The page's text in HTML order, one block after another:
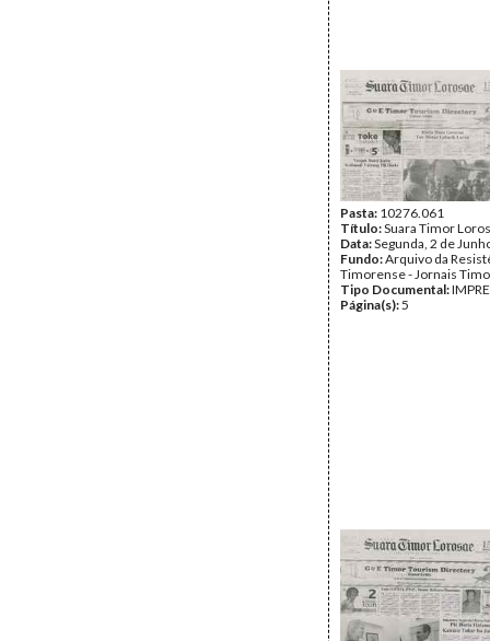
Pasta: 10276.061
Título:Suara Timor
Data:Segunda, 2 de
Fundo:Arquivo da
Timorense - Jornais
Tipo Documental:
Página(s):5